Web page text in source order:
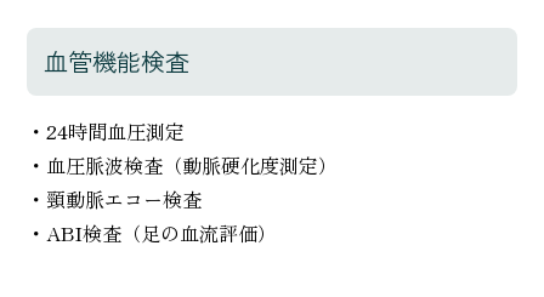
血管機能検査
・24時間血圧測定
・血圧脈波検査（動脈硬化度測定）
・頸動脈エコー検査
・ABI検査（足の血流評価）